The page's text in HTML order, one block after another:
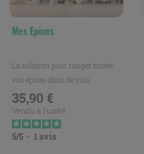
Mes Epices
La solution pour ranger toutes
vos épices dans de jolis
petits bocaux.
Prix
35,90 €
Vendu à l'unité
5/5 - 1avis